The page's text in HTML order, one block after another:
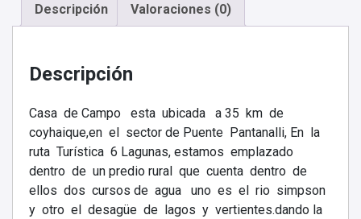
Descripción Valoraciones (0)
Descripción
Casa de Campo esta ubicada a 35 km de
coyhaique,en el sector de Puente Pantanalli, En la
ruta Turística 6 Lagunas, estamos emplazado
dentro de un predio rural que cuenta dentro de
ellos dos cursos de agua uno es el rio simpson
y otro el desagüe de lagos y vertientes.dando la